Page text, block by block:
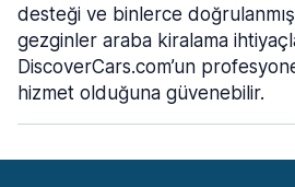
desteği ve binlerce
gezginler araba kiralama
DiscoverCars.com’un
hizmet olduğuna güvenebilir.